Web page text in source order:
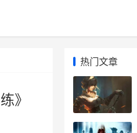
》
热门文章